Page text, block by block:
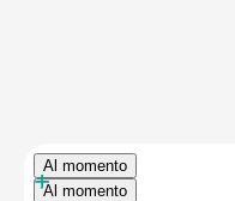
Al momento
Al momento
+